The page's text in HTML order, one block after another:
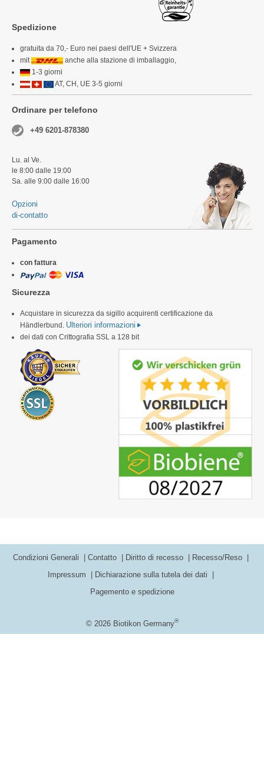
Spedizione
gratuita da 70,- Euro nei paesi dell'UE + Svizzera
mit
anche alla stazione di imballaggio,
1-3 giorni
AT, CH, UE 3-5 giorni
Ordinare per telefono
+49 6201-878380
Lu. al Ve.
le 8:00 dalle 19:00
Sa. alle 9:00 dalle 16:00
Opzioni
di-contatto
Pagamento
con fattura
Sicurezza
Acquistare in sicurezza da sigillo acquirenti certificazione da
Händlerbund. Ulteriori informazioni
dei dati con Crittografia SSL a 128 bit
© 2026 Biotikon Germany®
Condizioni Generali Contatto Diritto di recesso
Recesso/Reso
Impressum
Dichiarazione sulla tutela dei dati
Pagemento e spedizione